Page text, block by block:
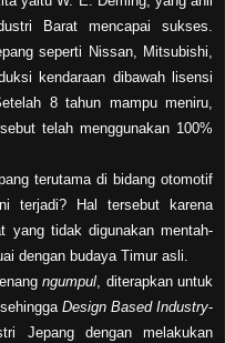
Barat mencapai sukses.
seperti Nissan, Mitsubishi,
kendaraan dibawah lisensi
8 tahun mampu meniru,
telah menggunakan 100%
di bidang otomotif
terjadi? Hal tersebut karena
yang tidak digunakan mentah-
dengan budaya Timur asli.
ngumpul , diterapkan untuk
Design Based Industry-
Jepang dengan melakukan